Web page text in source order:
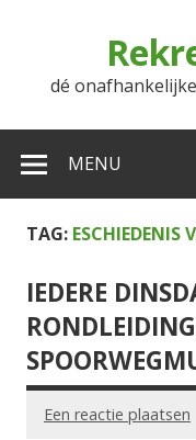
dé
MENU
TAG: ESCHIEDENIS
IEDERE
Een reactie plaatsen